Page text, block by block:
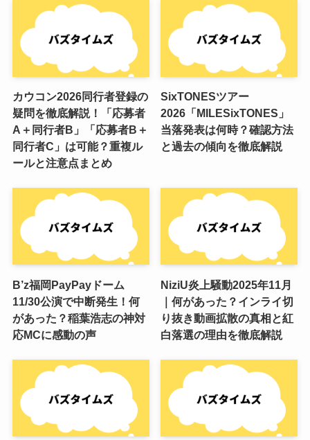
カウコン2026同行者登録の
疑問を徹底解説！「応募者
A＋同行者B」「応募者B＋
同行者C」は可能？重複ル
ールと注意点まとめ
SixTONESツアー
2026「MILESixTONES」
当落発表は何時？確認方法
と過去の傾向を徹底解説
B’z福岡PayPayドーム
11/30公演で中断発生！何
があった？稲葉浩志の神対
応MCに感動の声
NiziU炎上騒動2025年11月
｜何があった？インライ切
り抜き動画拡散の真相と紅
白落選の理由を徹底解説